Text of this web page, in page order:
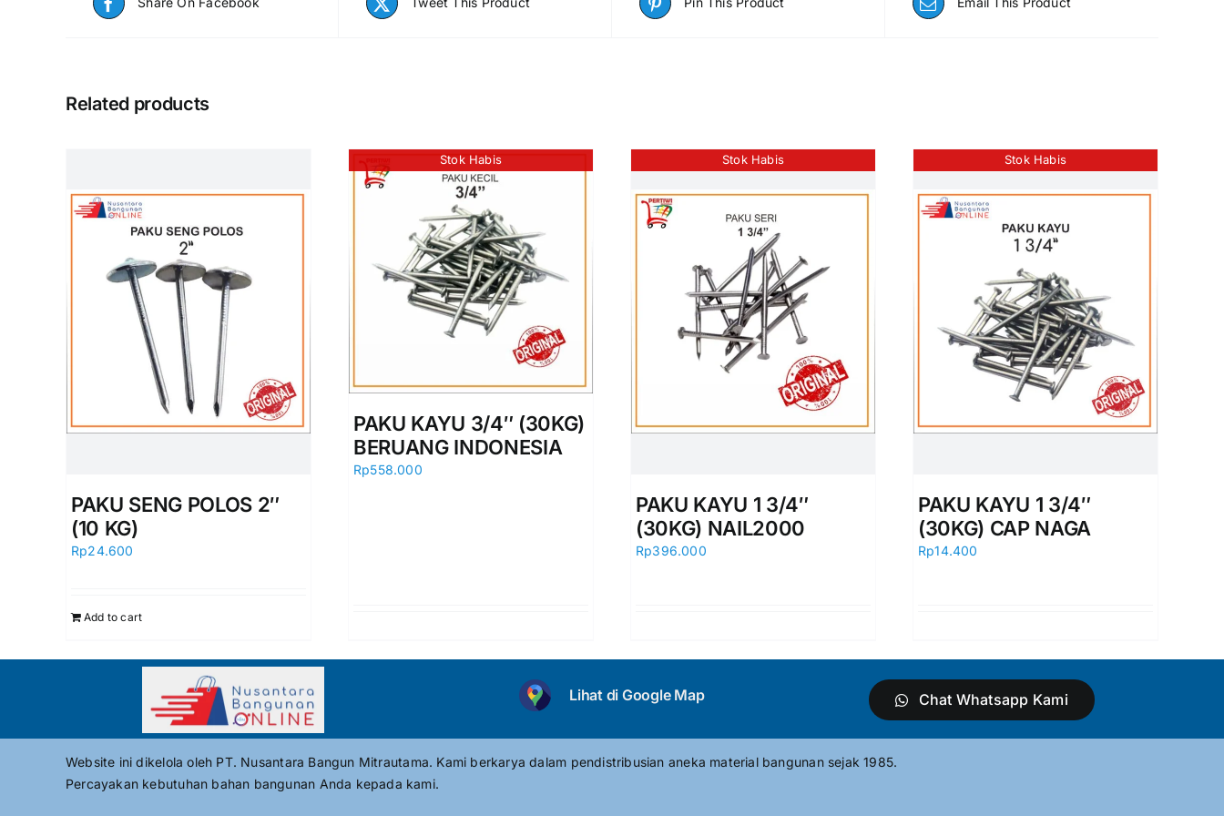
Related products
PAKU SENG POLOS 2″
(10 KG)
Rp24.600
Add to cart
Stok Habis
PAKU KAYU 3/4″ (30KG)
BERUANG INDONESIA
Rp558.000
Stok Habis
PAKU KAYU 1 3/4″
(30KG) NAIL2000
Rp396.000
Stok Habis
PAKU KAYU 1 3/4″
(30KG) CAP NAGA
Rp14.400
Lihat di Google Map Chat Whatsapp Kami
Website ini dikelola oleh PT. Nusantara Bangun Mitrautama. Kami berkarya dalam pendistribusian aneka material bangunan sejak 1985.
Percayakan kebutuhan bahan bangunan Anda kepada kami.